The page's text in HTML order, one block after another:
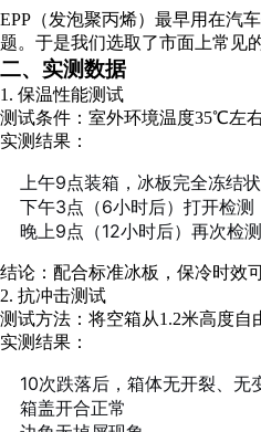
EPP（发泡聚丙烯）最早用在汽
题。于是我们选取了市面上常见
二、实测数据
1. 保温性能测试
测试条件：室外环境温度35℃左
实测结果：
上午9点装箱，冰板完全冻结
下午3点（6小时后）打开检
晚上9点（12小时后）再次检
结论：配合标准冰板，保冷时效
2. 抗冲击测试
测试方法：将空箱从1.2米高度
实测结果：
10次跌落后，箱体无开裂、无
箱盖开合正常